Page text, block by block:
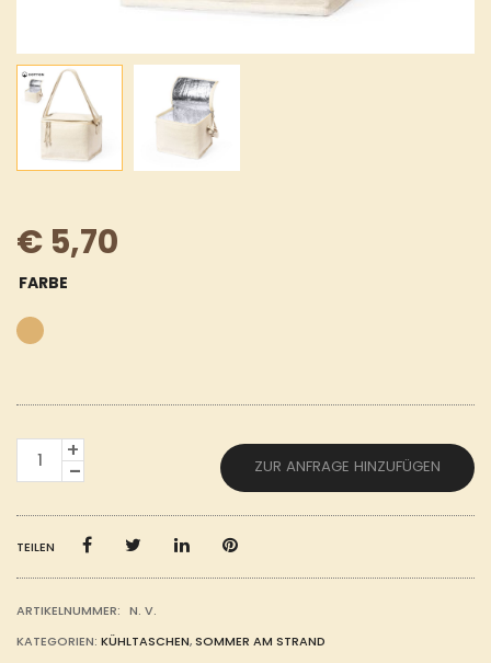
€ 5,70
FARBE
KÜHLTASCHE
LON
100%
ZUR ANFRAGE HINZUFÜGEN
TEILEN
ARTIKELNUMMER: N. V.
KATEGORIEN: KÜHLTASCHEN,SOMMER AM STRAND